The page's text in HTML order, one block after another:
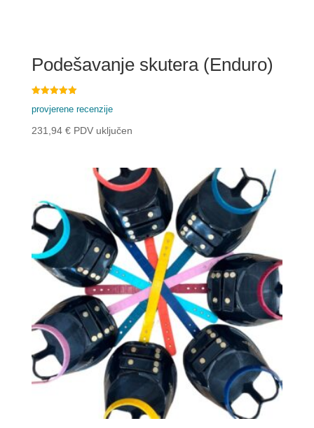
Podešavanje skutera (Enduro)
5.00
provjerene recenzije
231,94 € PDV uključen